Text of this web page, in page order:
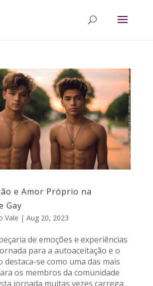
e Amor Próprio na
Gay
Vale | Aug 20, 2023
de emoções e experiências
para a autoaceitação e o
se como uma das mais
os membros da comunidade
jornada muitas vezes carrega